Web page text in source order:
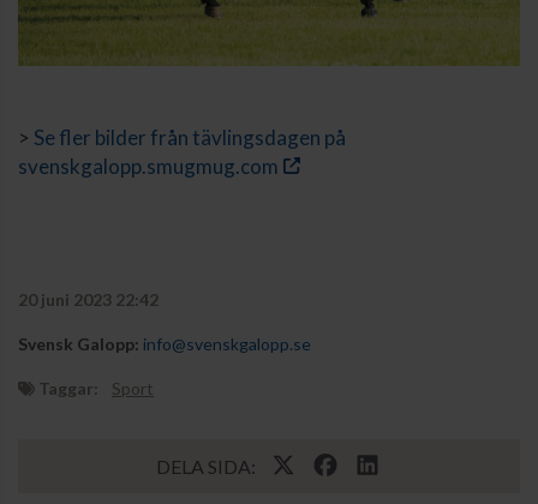
> Se fler bilder från tävlingsdagen på
svenskgalopp.smugmug.com
20 juni 2023 22:42
Svensk Galopp: info@svenskgalopp.se
Taggar: Sport
DELA SIDA: